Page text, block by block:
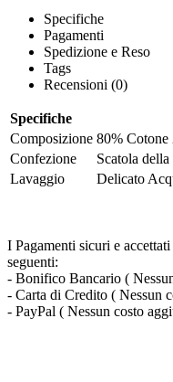
Specifiche
Pagamenti
Spedizione e Reso
Tags
Recensioni (0)
Specifiche
Composizione 80% Cotone
Confezione
Scatola
Lavaggio
Delicato
I Pagamenti sicuri e
seguenti:
- Bonifico Bancario (
- Carta di Credito ( Nessun
- PayPal ( Nessun costo